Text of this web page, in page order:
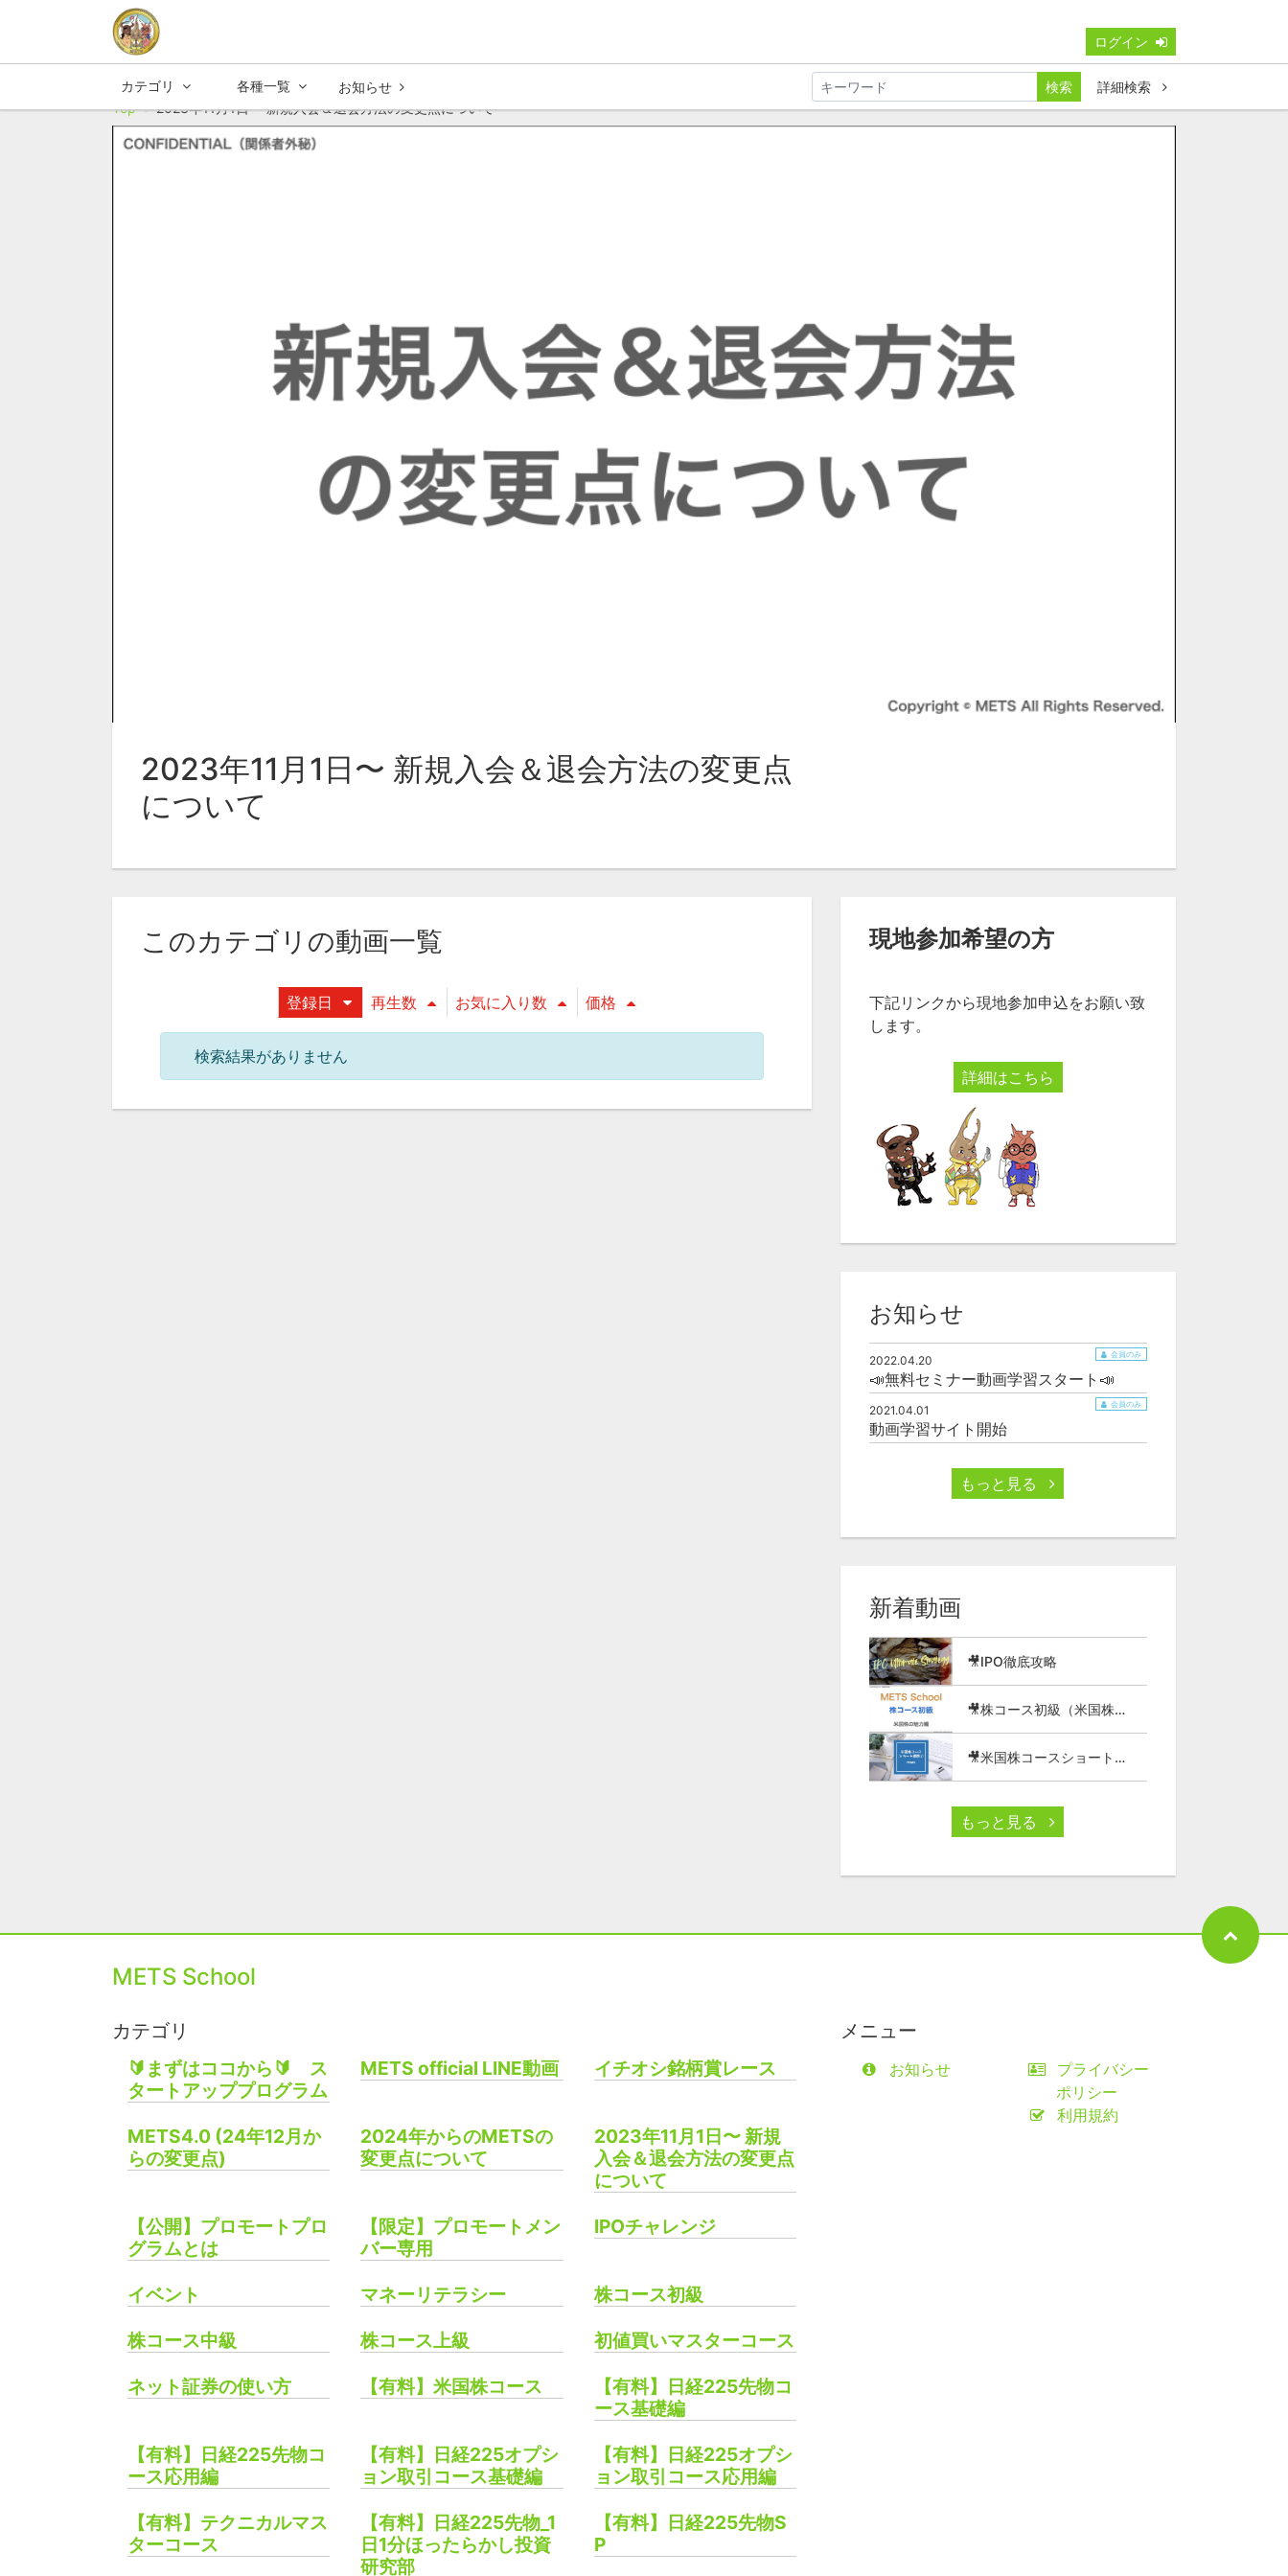
ログイン
カテゴリ 各種一覧 お知らせ 検索
詳細検索
Top
2023年11月1日〜 新規入会＆退会方法の変更点について
2023年11月1日〜 新規入会＆退会方法の変更点
について
このカテゴリの動画一覧
登録日 再生数 お気に入り数 価格
検索結果がありません
現地参加希望の方
下記リンクから現地参加申込をお願い致
します。
詳細はこちら
お知らせ
2022.04.20 会員のみ
📣無料セミナー動画学習スタート📣
2021.04.01 会員のみ
動画学習サイト開始
もっと見る
新着動画
🎥IPO徹底攻略
🎥株コース初級（米国株の魅力編）
🎥米国株コースショート講座⑦
もっと見る
METS School
カテゴリ
🔰まずはココから🔰 ス
タートアッププログラム
METS official LINE動画 イチオシ銘柄賞レース
METS4.0 (24年12月か
らの変更点)
2024年からのMETSの
変更点について
2023年11月1日〜 新規
入会＆退会方法の変更点
について
【公開】プロモートプロ
グラムとは
【限定】プロモートメン
バー専用
IPOチャレンジ
イベント マネーリテラシー
株コース初級
株コース中級
株コース上級
初値買いマスターコース
ネット証券の使い方
【有料】米国株コース
【有料】日経225先物コ
ース基礎編
【有料】日経225先物コ
ース応用編
【有料】日経225オプシ
ョン取引コース基礎編
【有料】日経225オプシ
ョン取引コース応用編
【有料】テクニカルマス
ターコース
【有料】日経225先物_1
日1分ほったらかし投資
研究部
【有料】日経225先物S
P
メニュー
お知らせ
プライバシー
ポリシー
利用規約